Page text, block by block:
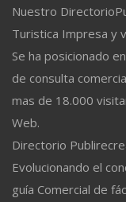
Nuestro
Turistica Impresa y
Se ha posicionado
de consulta
mas de 18.000
Web.
Directorio
Evolucionando el
guía Comercial de